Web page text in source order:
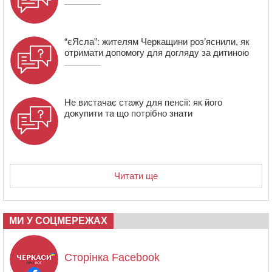
“єЯсла”: жителям Черкащини роз’яснили, як
отримати допомогу для догляду за дитиною
Не вистачає стажу для пенсії: як його
докупити та що потрібно знати
Читати ще
МИ У СОЦМЕРЕЖАХ
Сторінка Facebook